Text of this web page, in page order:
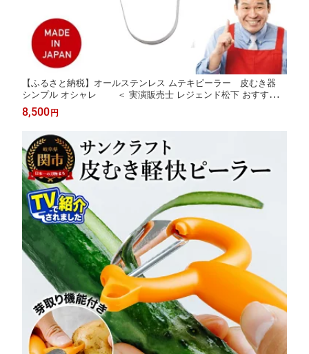
【ふるさと納税】オールステンレス ムテキピーラー 皮むき器
シンプル オシャレ ＜ 実演販売士 レジェンド松下 おすすめ
＞ レジェンド松下 実演 メディアで話題 TVショッピング 無敵 無
敵ピーラー
8,500 円